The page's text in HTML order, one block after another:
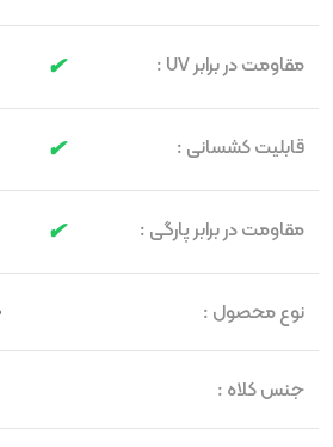
مقاومت در برابر UV :
قابلیت کشسانی :
مقاومت در برابر پارگی :
نوع محصول :
جنس کلاه :